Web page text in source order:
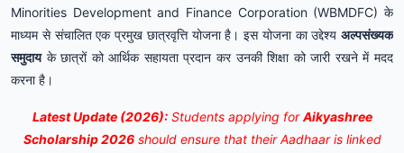
Minorities Development and Finance Corporation (WBMDFC) के
माध्यम से संचालित एक प्रमुख छात्रवृत्ति योजना है। इस योजना का उद्देश्य अल्पसंख्यक
समुदायके छात्रों को आर्थिक सहायता प्रदान कर उनकी शिक्षा को जारी रखने में मदद
करना है।
Latest Update (2026):Students applying forAikyashree
Scholarship 2026should ensure that their Aadhaar is linked